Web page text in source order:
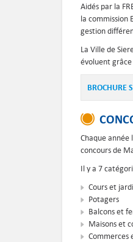
Aidés par la
la commission
gestion
La Ville de
évoluent
BROCHURE
Chaque année
concours de
Il y a 7
Cours et
Potagers
Balcons et
Maisons et
Commerces